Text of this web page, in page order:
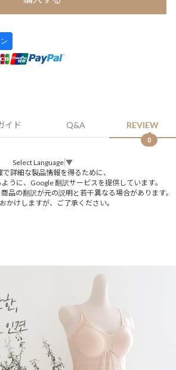
イド Q&A REVIEW
0
Select Language ▼
で詳細な製品情報を得るために、
うに、Google 翻訳サービスを提供しています。
品の翻訳が元の説明と若干異なる場合があります。
かけしますが、ご了承ください。